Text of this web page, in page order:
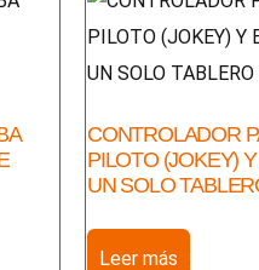
CONTROLADOR
PILOTO (JOKEY)
UN SOLO
Leer más